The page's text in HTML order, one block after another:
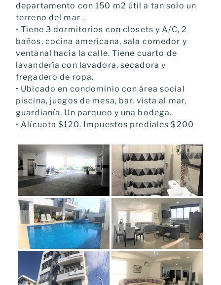
departamento con 150 m2 útil a tan solo un
terreno del mar .
• Tiene 3 dormitorios con closets y A/C, 2
baños, cocina americana, sala comedor y
ventanal hacia la calle. Tiene cuarto de
lavandería con lavadora, secadora y
fregadero de ropa.
• Ubicado en condominio con área social
piscina, juegos de mesa, bar, vista al mar,
guardianía. Un parqueo y una bodega.
• Alícuota $120. Impuestos prediales $200